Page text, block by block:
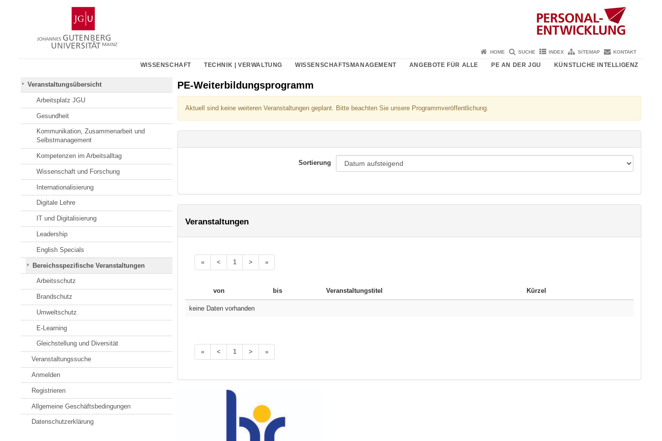
Gutenberg-
Universität
Mainz
HOME SUCHE INDEX SITEMAP KONTAKT
WISSENSCHAFT TECHNIK | VERWALTUNG WISSENSCHAFTSMANAGEMENT ANGEBOTE FÜR ALLE PE AN DER JGU KÜNSTLICHE INTELLIGENZ
Veranstaltungsübersicht
Arbeitsplatz JGU
Gesundheit
Kommunikation, Zusammenarbeit und
Selbstmanagement
Kompetenzen im Arbeitsalltag
Wissenschaft und Forschung
Internationalisierung
Digitale Lehre
IT und Digitalisierung
Leadership
English Specials
Bereichsspezifische Veranstaltungen
Arbeitsschutz
Brandschutz
Umweltschutz
E-Learning
Gleichstellung und Diversität
Veranstaltungssuche
Anmelden
Registrieren
Allgemeine Geschäftsbedingungen
Datenschutzerklärung
PE-Weiterbildungsprogramm
Aktuell sind keine weiteren Veranstaltungen geplant. Bitte beachten Sie unsere Programmveröffentlichung.
Sortierung
Veranstaltungen
« < 1 > »
von bis Veranstaltungstitel Kürzel
keine Daten vorhanden
« < 1 > »